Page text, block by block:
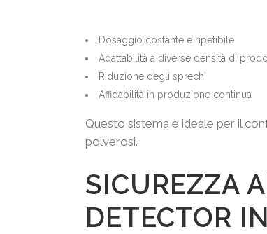
Dosaggio costante e ripetibile
Adattabilità a diverse densità di
Riduzione degli sprechi
Affidabilità in produzione continua
Questo sistema è ideale per il
polverosi.
SICUREZZA
DETECTOR